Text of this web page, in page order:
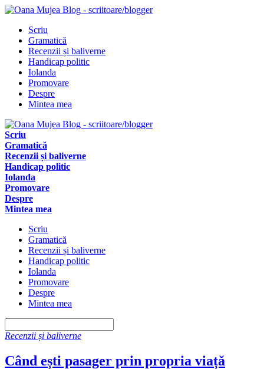
Scriu
Gramatică
Recenzii și baliverne
Handicap politic
Iolanda
Promovare
Despre
Mintea mea
Scriu
Gramatică
Recenzii și baliverne
Handicap politic
Iolanda
Promovare
Despre
Mintea mea
Scriu
Gramatică
Recenzii și baliverne
Handicap politic
Iolanda
Promovare
Despre
Mintea mea
Recenzii și baliverne
Când ești pasager prin propria viață